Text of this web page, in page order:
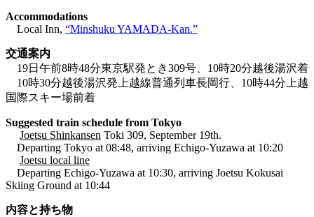
Accommodations
Local Inn, “Minshuku YAMADA-Kan.”
交通案内
19日午前8時48分東京駅発とき309号、10時20分越後湯沢着
10時30分越後湯沢発上越線普通列車長岡行、10時44分上越
国際スキー場前着
Suggested train schedule from Tokyo
Joetsu Shinkansen Toki 309, September 19th.
Departing Tokyo at 08:48, arriving Echigo-Yuzawa at 10:20
Joetsu local line
Departing Echigo-Yuzawa at 10:30, arriving Joetsu Kokusai
Skiing Ground at 10:44
内容と持ち物